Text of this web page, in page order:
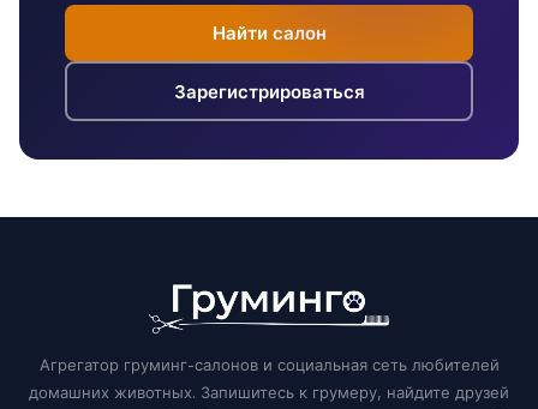
Найти салон
Зарегистрироваться
Агрегатор груминг-салонов и социальная сеть любителей
домашних животных. Запишитесь к грумеру, найдите друзей